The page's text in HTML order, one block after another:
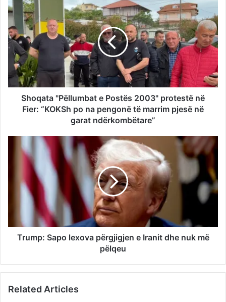
Shoqata "Pëllumbat e Postës 2003" protestë në
Fier: “KOKSh po na pengonë të marrim pjesë në
garat ndërkombëtare”
Trump: Sapo lexova përgjigjen e Iranit dhe nuk më
pëlqeu
Related Articles